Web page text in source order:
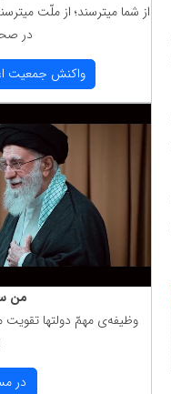
از شما میترسند؛ از ملّت
در
واكنش جمعیت
من
وظیفه‌ی مهمّ دولتها
در